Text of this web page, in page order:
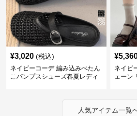
¥3,020 (税込)
ネイビーコーデ 編み込みぺたん
こパンプスシューズ春夏レディ
¥
ネイビ
ェーン
人気アイテム一覧